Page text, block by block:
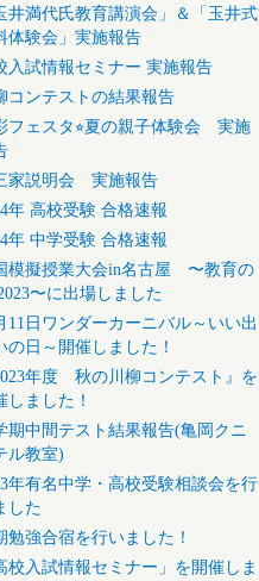
井満代氏教育講演会」＆「玉井式
体験会」実施報告
入試情報セミナー 実施報告
コンテストの結果報告
フェスタ⭐︎夏の親子体験会 実施
家説明会 実施報告
年 高校受験 合格速報
年 中学受験 合格速報
模擬授業大会in名古屋 〜教育の
〜に出場しました
11日ワンダーカーニバル～いい出
の日～開催しました！
年度 秋の川柳コンテスト』を
しました！
期中間テスト結果報告(亀岡クニ
ル教室)
年有名中学・高校受験相談会を行
した
勉強合宿を行いました！
校入試情報セミナー」を開催しま